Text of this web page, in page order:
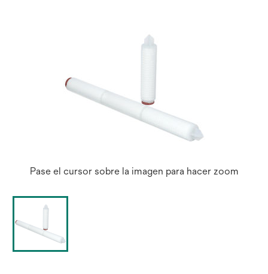
Pase el cursor sobre la imagen para hacer zoom